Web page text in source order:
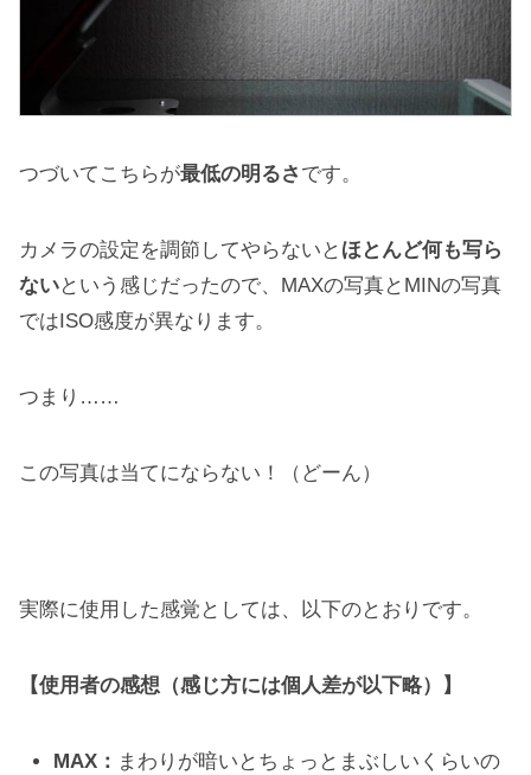
つづいてこちらが最低の明るさ です。
カメラの設定を調節してやらないと ほとんど何も写ら
ないという感じだったので、MAXの写真とMINの写真
ではISO感度が異なります。
つまり……
この写真は当てにならない！（どーん）
実際に使用した感覚としては、以下のとおりです。
【使用者の感想（感じ方には個人差が以下略）】
MAX： まわりが暗いとちょっとまぶしいくらいの